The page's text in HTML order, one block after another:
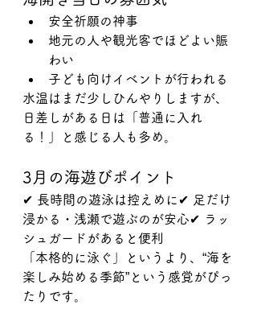
安全祈願の神事
地元の人や観光客でほどよい賑
わい
子ども向けイベントが行われる
水温はまだ少しひんやりしますが、
日差しがある日は「普通に入れ
る！」と感じる人も多め。
3月の海遊びポイント
✔ 長時間の遊泳は控えめに✔ 足だけ
浸かる・浅瀬で遊ぶのが安心✔ ラッ
シュガードがあると便利
「本格的に泳ぐ」というより、“海を
楽しみ始める季節”という感覚がぴっ
たりです。